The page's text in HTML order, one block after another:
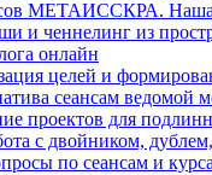
МЕТАИССКРА. Наша
и ченнелинг из
онлайн
целей и
сеансам ведомой
проектов для
с двойником,
по сеансам и